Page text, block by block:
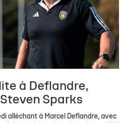
à Deflandre,
Sparks
alléchant à Marcel Deflandre, avec